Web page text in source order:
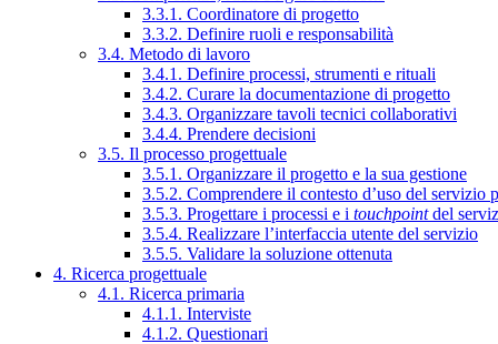
3.3.1. Coordinatore di progetto
3.3.2. Definire ruoli e responsabilità
3.4. Metodo di lavoro
3.4.1. Definire processi, strumenti e rituali
3.4.2. Curare la documentazione di progetto
3.4.3. Organizzare tavoli tecnici collaborativi
3.4.4. Prendere decisioni
3.5. Il processo progettuale
3.5.1. Organizzare il progetto e la sua gestione
3.5.2. Comprendere il contesto d’uso del servizio
3.5.3. Progettare i processi e i touchpointdel
3.5.4. Realizzare l’interfaccia utente del servizio
3.5.5. Validare la soluzione ottenuta
4. Ricerca progettuale
4.1. Ricerca primaria
4.1.1. Interviste
4.1.2. Questionari